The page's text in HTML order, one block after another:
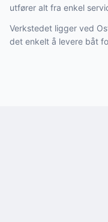
utfører alt fra enkel
Verkstedet ligger ved
det enkelt å levere båt